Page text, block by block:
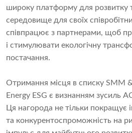
широку платформу для розвитку
середовище для своїх
співпрацює з партнерами, щоб
і стимулювати екологічну
постачання.
Отримання місця в списку SMM
Energy ESG є визнанням зусиль
Ця нагорода не тільки покращує
та конкурентоспроможність на